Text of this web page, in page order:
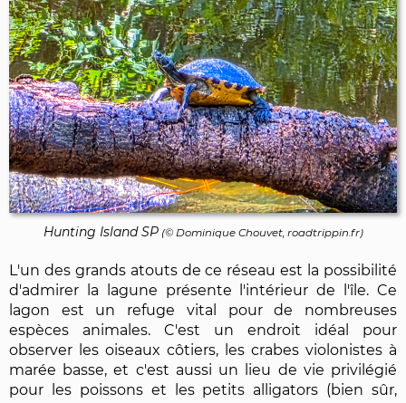
Hunting Island SP(© Dominique Chouvet, roadtrippin.fr)
L'un des grands atouts de ce réseau est la possibilité
d'admirer la lagune présente l'intérieur de l'île. Ce
lagon est un refuge vital pour de nombreuses
espèces animales. C'est un endroit idéal pour
observer les oiseaux côtiers, les crabes violonistes à
marée basse, et c'est aussi un lieu de vie privilégié
pour les poissons et les petits alligators (bien sûr,